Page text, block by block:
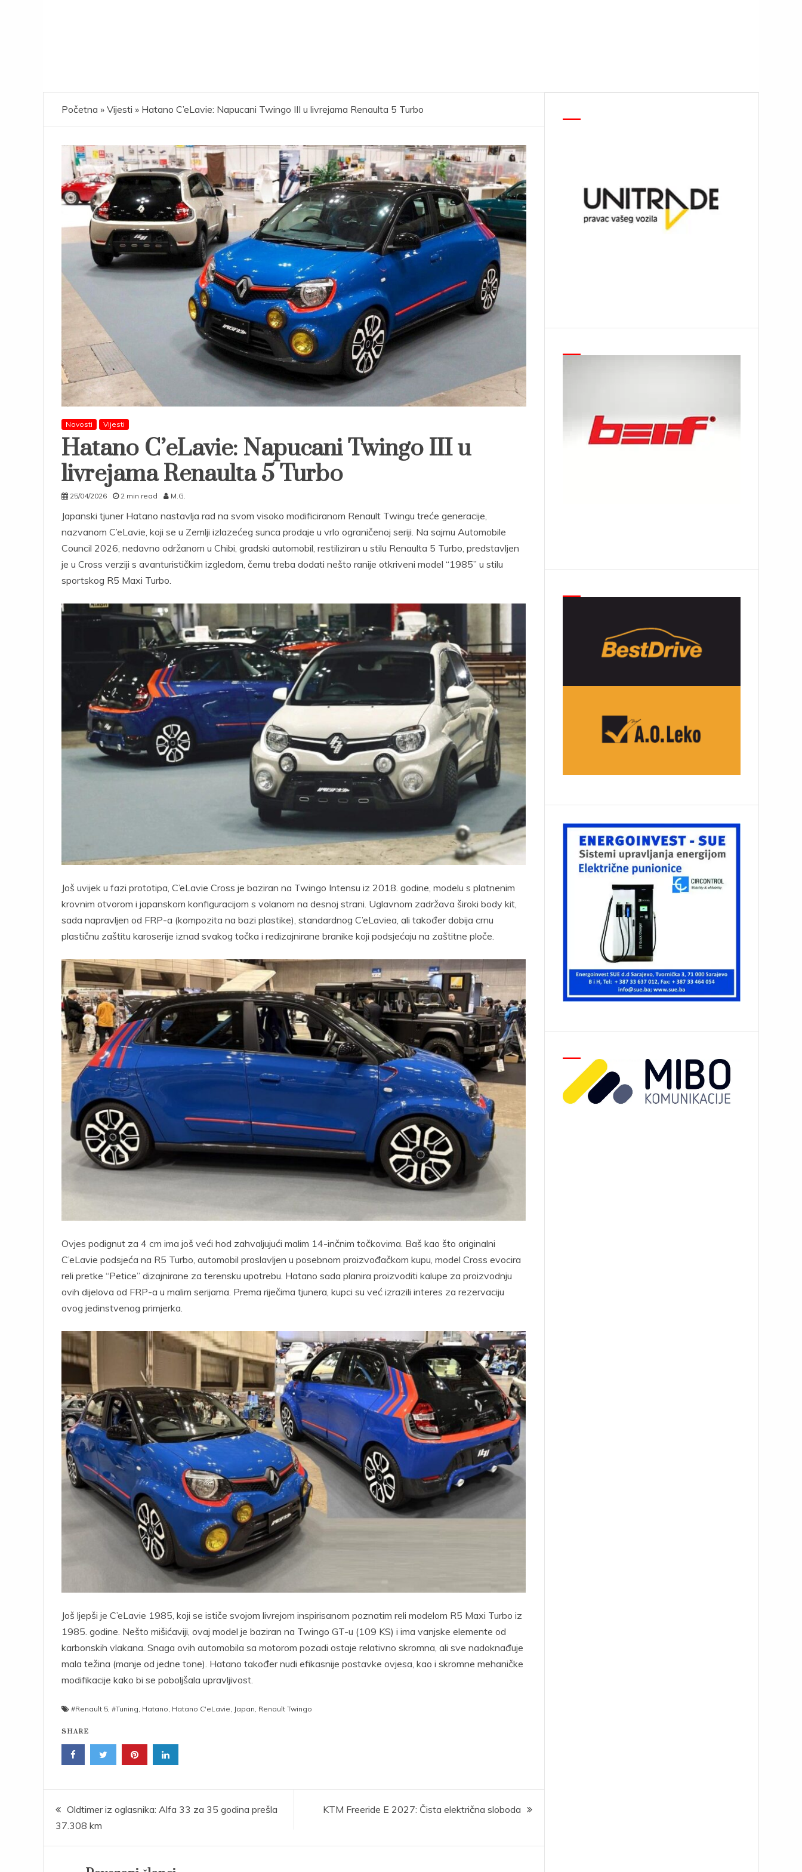
Početna » Vijesti » Hatano C’eLavie: Napucani Twingo III u livrejama Renaulta 5 Turbo
Novosti Vijesti
Hatano C’eLavie: Napucani Twingo III u
livrejama Renaulta 5 Turbo
25/04/2026 2 min read M.G.
Japanski tjuner Hatano nastavlja rad na svom visoko modificiranom Renault Twingu treće generacije,
nazvanom C’eLavie, koji se u Zemlji izlazećeg sunca prodaje u vrlo ograničenoj seriji. Na sajmu Automobile
Council 2026, nedavno održanom u Chibi, gradski automobil, restiliziran u stilu Renaulta 5 Turbo, predstavljen
je u Cross verziji s avanturističkim izgledom, čemu treba dodati nešto ranije otkriveni model “1985” u stilu
sportskog R5 Maxi Turbo.
Još uvijek u fazi prototipa, C’eLavie Cross je baziran na Twingo Intensu iz 2018. godine, modelu s platnenim
krovnim otvorom i japanskom konfiguracijom s volanom na desnoj strani. Uglavnom zadržava široki body kit,
sada napravljen od FRP-a (kompozita na bazi plastike), standardnog C’eLaviea, ali također dobija crnu
plastičnu zaštitu karoserije iznad svakog točka i redizajnirane branike koji podsjećaju na zaštitne ploče.
Ovjes podignut za 4 cm ima još veći hod zahvaljujući malim 14-inčnim točkovima. Baš kao što originalni
C’eLavie podsjeća na R5 Turbo, automobil proslavljen u posebnom proizvođačkom kupu, model Cross evocira
reli pretke “Petice” dizajnirane za terensku upotrebu. Hatano sada planira proizvoditi kalupe za proizvodnju
ovih dijelova od FRP-a u malim serijama. Prema riječima tjunera, kupci su već izrazili interes za rezervaciju
ovog jedinstvenog primjerka.
Još ljepši je C’eLavie 1985, koji se ističe svojom livrejom inspirisanom poznatim reli modelom R5 Maxi Turbo iz
1985. godine. Nešto mišićaviji, ovaj model je baziran na Twingo GT-u (109 KS) i ima vanjske elemente od
karbonskih vlakana. Snaga ovih automobila sa motorom pozadi ostaje relativno skromna, ali sve nadoknađuje
mala težina (manje od jedne tone). Hatano također nudi efikasnije postavke ovjesa, kao i skromne mehaničke
modifikacije kako bi se poboljšala upravljivost.
#Renault 5 #Tuning Hatano Hatano C'eLavie Japan Renault Twingo
SHARE
Post
navigation
Oldtimer iz oglasnika: Alfa 33 za 35 godina prešla
37.308 km
KTM Freeride E 2027: Čista električna sloboda